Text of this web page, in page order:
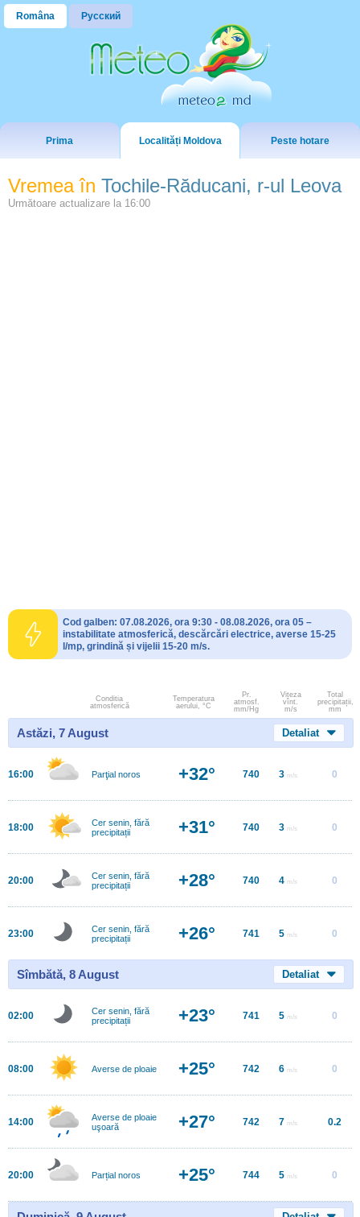
Româna Русский
Prima Localități Moldova Peste hotare
Vremea în Tochile-Răducani, r-ul Leova
Următoare actualizare la 16:00
Cod galben: 07.08.2026, ora 9:30 - 08.08.2026, ora 05 –
instabilitate atmosferică, descărcări electrice, averse 15-25
l/mp, grindină și vijelii 15-20 m/s.
Conditia
atmosferică
Temperatura
aerului, °C
Pr.
atmosf.
mm/Hg
Viteza
vînt.
m/s
Total
precipitații,
mm
Astăzi, 7 August Detaliat
16:00 Parţial noros +32° 740 3 m/s 0
18:00
Cer senin, fără
precipitații
+31° 740 3 m/s 0
20:00
Cer senin, fără
precipitații
+28° 740 4 m/s 0
23:00
Cer senin, fără
precipitații
+26° 741 5 m/s 0
Sîmbătă, 8 August Detaliat
02:00
Cer senin, fără
precipitații
+23° 741 5 m/s 0
08:00 Averse de ploaie +25° 742 6 m/s 0
14:00
Averse de ploaie
uşoară
+27° 742 7 m/s 0.2
20:00 Parțial noros +25° 744 5 m/s 0